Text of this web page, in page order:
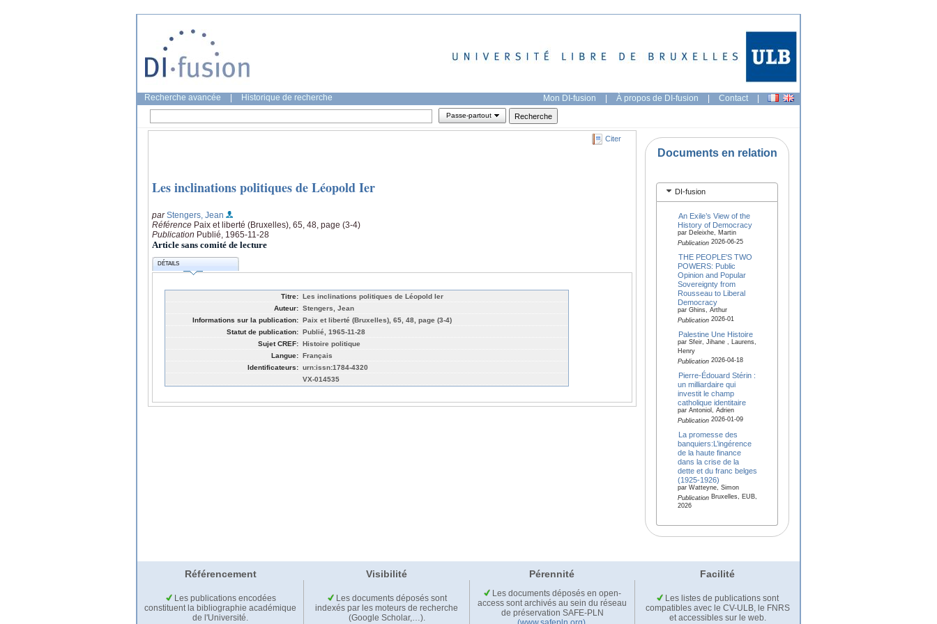
Recherche avancée Historique de recherche Mon DI-fusion | À propos de DI-fusion | Contact |
Passe-partout
Citer
Les inclinations politiques de Léopold Ier
parStengers, Jean
Référence Paix et liberté (Bruxelles), 65, 48, page (3-4)
Publication Publié, 1965-11-28
Article sans comité de lecture
DÉTAILS
Titre: Les inclinations politiques de Léopold Ier
Auteur: Stengers, Jean
Informations sur la publication: Paix et liberté (Bruxelles), 65, 48, page (3-4)
Statut de publication: Publié, 1965-11-28
Sujet CREF: Histoire politique
Langue: Français
Identificateurs: urn:issn:1784-4320
VX-014535
Documents en relation
DI-fusion
An Exile’s View of the
History of Democracy
par Deleixhe, Martin
Publication2026-06-25
THE PEOPLE'S TWO
POWERS: Public
Opinion and Popular
Sovereignty from
Rousseau to Liberal
Democracy
par Ghins, Arthur
Publication2026-01
Palestine Une Histoire
par Sfeir, Jihane , Laurens,
Henry
Publication2026-04-18
Pierre-Édouard Stérin :
un milliardaire qui
investit le champ
catholique identitaire
par Antoniol, Adrien
Publication2026-01-09
La promesse des
banquiers:L’ingérence
de la haute finance
dans la crise de la
dette et du franc belges
(1925-1926)
par Watteyne, Simon
PublicationBruxelles, EUB,
2026
Référencement Visibilité Pérennité Facilité
Les publications encodées
constituent la bibliographie académique
de l'Université.
Les documents déposés sont
indexés par les moteurs de recherche
(Google Scholar,…).
Les documents déposés en open-
access sont archivés au sein du réseau
de préservation SAFE-PLN
Les listes de publications sont
compatibles avec le CV-ULB, le FNRS
et accessibles sur le web.